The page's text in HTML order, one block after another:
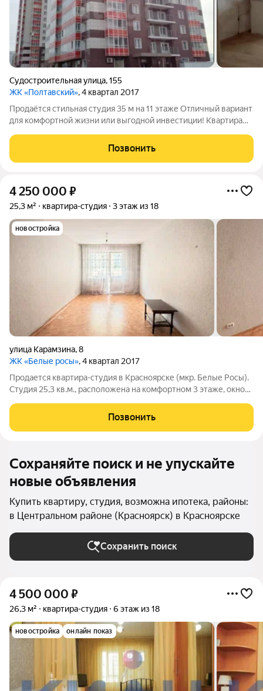
Судостроительная улица,155
ЖК «Полтавский», 4 квартал 2017
Продаётся стильная студия 35 м на 11 этаже Отличный вариант
для комфортной жизни или выгодной инвестиции! Квартира
пространство, которое легко адаптировать под себя. Площадь
35 м -
Позвонить
4 250 000 ₽
25,3 м² квартира-студия 3 этаж из 18
новостройка
улица Карамзина,8
ЖК «Белые росы», 4 квартал 2017
Продается квартира-студия в Красноярске (мкр. Белые Росы).
Студия 25,3 кв.м., расположена на комфортном 3 этаже, окно
микрорайоне хорошо развита инфраструктура: поблизости
находятся магазины,
Позвонить
Сохраняйте поиск и не упускайте
новые объявления
Купить квартиру, студия, возможна ипотека, районы:
в Центральном районе (Красноярск) в Красноярске
Сохранить поиск
4 500 000 ₽
26,3 м² квартира-студия 6 этаж из 18
новостройка онлайн показ